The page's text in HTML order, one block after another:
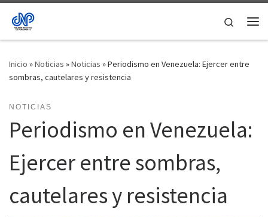
Saltar al contenido
Search
Inicio »Noticias »Noticias »Periodismo en Venezuela: Ejercer entre
sombras, cautelares y resistencia
NOTICIAS
Periodismo en Venezuela:
Ejercer entre sombras,
cautelares y resistencia